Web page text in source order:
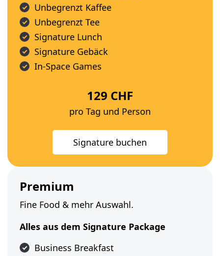
Unbegrenzt Kaffee
Unbegrenzt Tee
Signature Lunch
Signature Gebäck
In-Space Games
129 CHF
pro Tag und Person
Signature buchen
Premium
Fine Food & mehr Auswahl.
Alles aus dem Signature Package
Business Breakfast